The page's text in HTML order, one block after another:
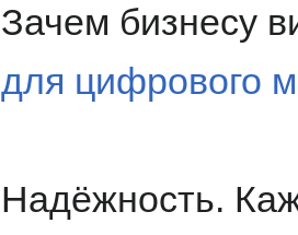
Зачем бизнесу
для цифрового
Надёжность.